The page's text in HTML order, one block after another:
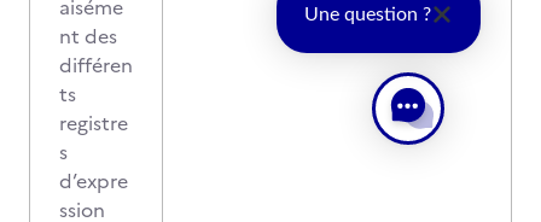
aiséme
nt des
différen
ts
registre
s
d’expre
ssion
Une question ?